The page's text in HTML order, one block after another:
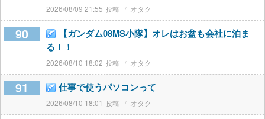
2026/08/09 21:55 オタク
90
【ガンダム08MS小隊】オレはお盆も会社に泊ま
る！！
2026/08/10 18:02 オタク
91 仕事で使うパソコンって
2026/08/10 18:01 オタク